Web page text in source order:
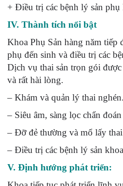
+ Điều trị các bệnh lý sản phụ
IV. Thành tích nổi bật
Khoa Phụ Sản hàng năm tiếp
phụ đến sinh và điều trị các
Dịch vụ thai sản trọn gói
và rất hài lòng.
– Khám và quản lý thai nghén.
– Siêu âm, sàng lọc chẩn
– Đỡ đẻ thường và mổ lấy
– Điều trị các bệnh lý sản
V. Định hướng phát triển: